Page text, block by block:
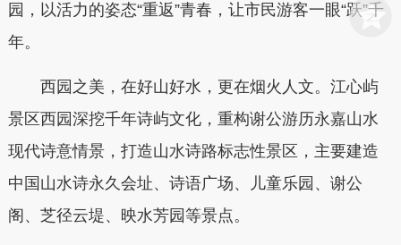
园，以活力的姿态“重返”青春，让市民游客一眼“跃”千
年。
西园之美，在好山好水，更在烟火人文。江心屿
景区西园深挖千年诗屿文化，重构谢公游历永嘉山水
现代诗意情景，打造山水诗路标志性景区，主要建造
中国山水诗永久会址、诗语广场、儿童乐园、谢公
阁、芝径云堤、映水芳园等景点。